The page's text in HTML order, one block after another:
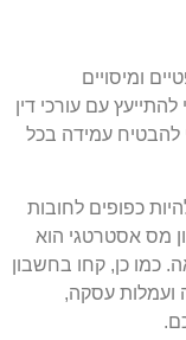
ומיסויים
עם עורכי דין
להבטיח עמידה בכל
כפופים לחובות
מס אסטרטגי הוא
כמו כן, קחו בחשבון
ועמלות עסקה,